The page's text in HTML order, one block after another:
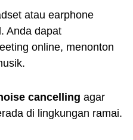
atau earphone
Anda dapat
online, menonton
cancelling agar
di lingkungan ramai.